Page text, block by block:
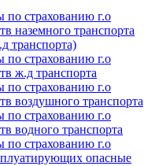
по страхованию г.о
наземного транспорта
транспорта)
по страхованию г.о
ж.д транспорта
по страхованию г.о
воздушного транспорта
по страхованию г.о
водного транспорта
по страхованию г.о
опасные